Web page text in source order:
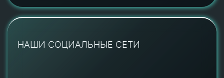
НАШИ СОЦИАЛЬНЫЕ СЕТИ